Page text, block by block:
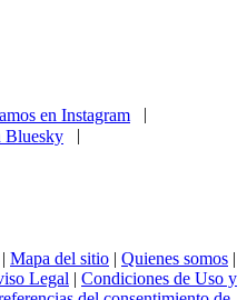
|
|
| Mapa del sitio | Quienes somos |
Legal | Condiciones de Uso y